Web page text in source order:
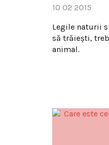
10 02 2015
Legile naturii
să trăiești,
animal.